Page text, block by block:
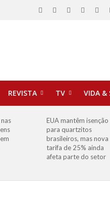
REVISTA TV VIDA &
EUA mantêm isenção
para quartzitos
brasileiros, mas nova
tarifa de 25% ainda
afeta parte do setor